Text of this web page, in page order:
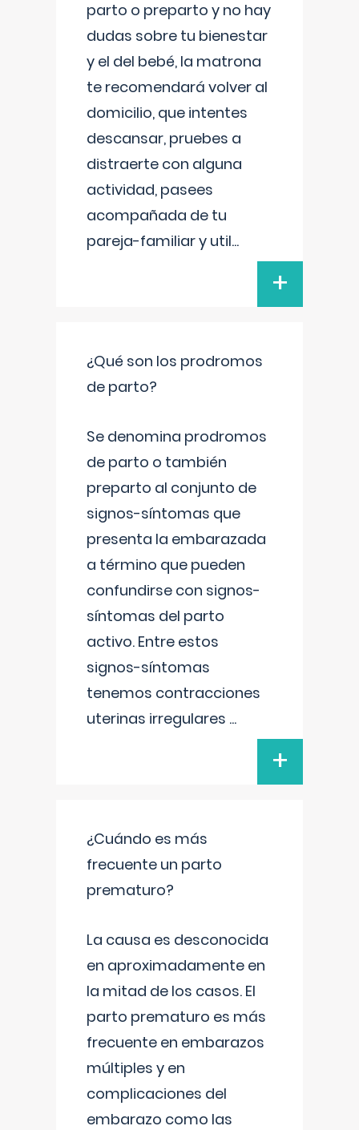
parto o preparto y no hay
dudas sobre tu bienestar
y el del bebé, la matrona
te recomendará volver al
domicilio, que intentes
descansar, pruebes a
distraerte con alguna
actividad, pasees
acompañada de tu
pareja-familiar y util...
+
¿Qué son los prodromos
de parto?
Se denomina prodromos
de parto o también
preparto al conjunto de
signos-síntomas que
presenta la embarazada
a término que pueden
confundirse con signos-
síntomas del parto
activo. Entre estos
signos-síntomas
tenemos contracciones
uterinas irregulares ...
+
¿Cuándo es más
frecuente un parto
prematuro?
La causa es desconocida
en aproximadamente en
la mitad de los casos. El
parto prematuro es más
frecuente en embarazos
múltiples y en
complicaciones del
embarazo como las